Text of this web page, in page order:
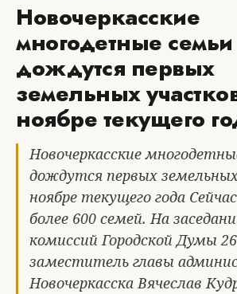
Новочеркасские
многодетные семьи
дождутся первых
земельных
ноябре текущего
Новочеркасские
дождутся первых
ноябре текущего года
более 600 семей. На
комиссий Городской Думы
заместитель главы
Новочеркасска Вячеслав